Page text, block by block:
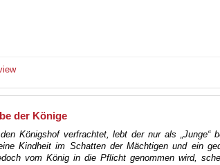
der Könige
Königshof verfrachtet, lebt der nur als „Junge“
Kindheit im Schatten der Mächtigen und ein
vom König in die Pflicht genommen wird,